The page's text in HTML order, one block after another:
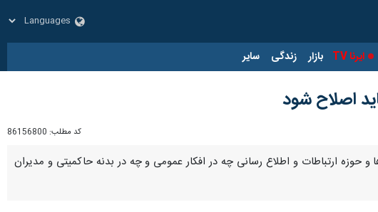
ایرنا TV بازار زندگی سایر
اصلاح شود
کد مطلب: 86156800
حوزه ارتباطات و اطلاع رسانی چه در افکار عمومی و چه در بدنه حاکمیتی و مدیران